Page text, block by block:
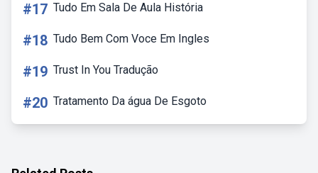
#17 Tudo Em Sala De Aula História
#18 Tudo Bem Com Voce Em Ingles
#19 Trust In You Tradução
#20 Tratamento Da água De Esgoto